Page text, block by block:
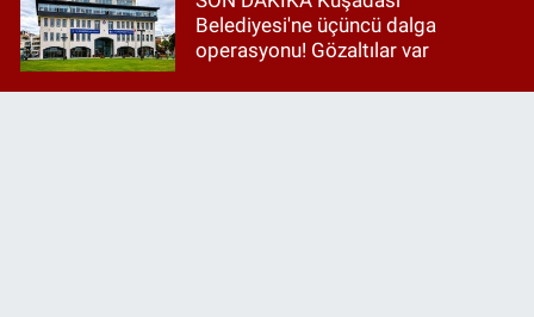
Belediyesi'ne üçüncü dalga
operasyonu! Gözaltılar var